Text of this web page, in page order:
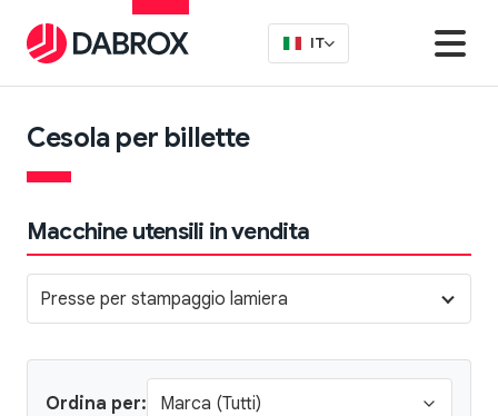
Cesola per billette
Macchine utensili in vendita
Presse per stampaggio lamiera
Ordina per: